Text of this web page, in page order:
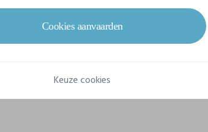
140 g/m²
Cookies aanvaarden
Keuze cookies